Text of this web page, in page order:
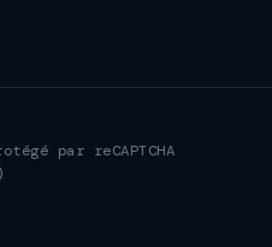
par reCAPTCHA